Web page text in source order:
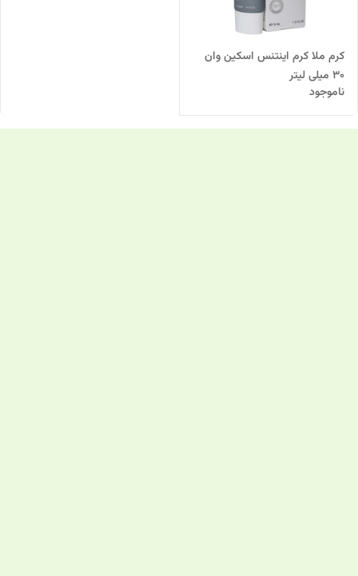
کرم ملا کرم اینتنس اسکین وان
30 میلی لیتر
ناموجود